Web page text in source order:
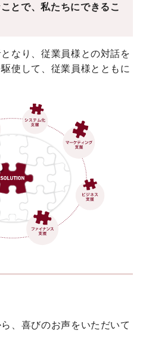
とで、私たちにできるこ
なり、従業員様との対話を
使して、従業員様とともに
、喜びのお声をいただいて